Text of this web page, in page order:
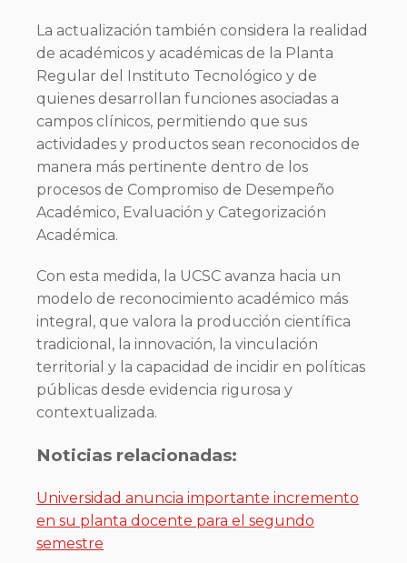
La actualización también considera la realidad
de académicos y académicas de la Planta
Regular del Instituto Tecnológico y de
quienes desarrollan funciones asociadas a
campos clínicos, permitiendo que sus
actividades y productos sean reconocidos de
manera más pertinente dentro de los
procesos de Compromiso de Desempeño
Académico, Evaluación y Categorización
Académica.
Con esta medida, la UCSC avanza hacia un
modelo de reconocimiento académico más
integral, que valora la producción científica
tradicional, la innovación, la vinculación
territorial y la capacidad de incidir en políticas
públicas desde evidencia rigurosa y
contextualizada.
Noticias relacionadas:
Universidad anuncia importante incremento
en su planta docente para el segundo
semestre